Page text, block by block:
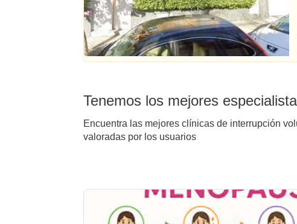
Tenemos los mejores
Encuentra las mejores clínicas de interrupción
valoradas por los usuarios